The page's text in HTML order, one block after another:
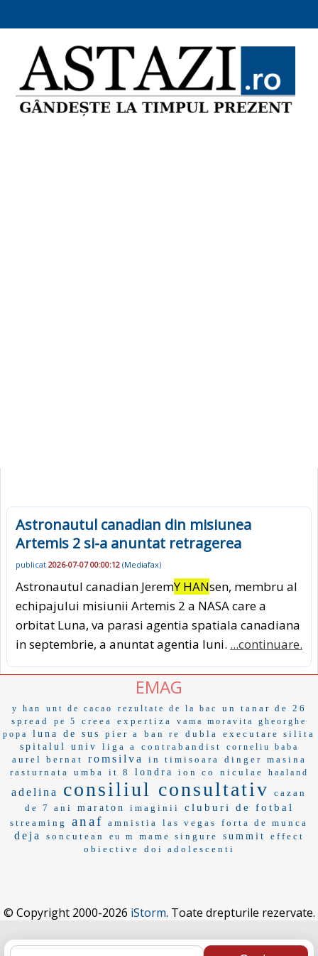
Astronautul canadian din misiunea
Artemis 2 si-a anuntat retragerea
publicat 2026-07-07 00:00:12 (Mediafax)
Astronautul canadian JeremY HANsen, membru al
echipajului misiunii Artemis 2 a NASA care a
orbitat Luna, va parasi agentia spatiala canadiana
in septembrie, a anuntat agentia luni. ...continuare.
EMAG
y han unt de cacao rezultate de la bac
un tanar de 26
spread
pe 5 creea expertiza vama moravita
gheorghe
popa
luna de sus pier a ban re dubla
executare silita
spitalul univ
liga a contrabandist corneliu baba
aurel bernat romsilva in timisoara dinger masina
rasturnata
umba it 8 londra ion co niculae haaland
adelina consiliul consultativ
cazan
de 7 ani
maraton imaginii cluburi de fotbal
streaming anaf amnistia las vegas forta de munca
deja soncutean eu m mame singure summit
effect
obiective
doi adolescenti
© Copyright 2000-2026 iStorm. Toate drepturile rezervate.